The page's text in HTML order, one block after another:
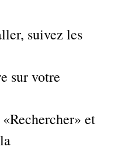
suivez les
sur votre
et